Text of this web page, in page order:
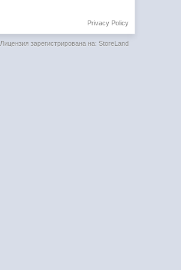
Privacy Policy
Лицензия зарегистрирована на: StoreLand